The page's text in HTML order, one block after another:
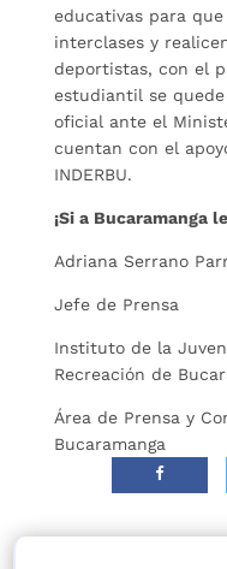
educativas para
interclases y
deportistas, con el
estudiantil se
oficial ante el
cuentan con el
INDERBU.
¡Si a Bucaramanga
Adriana Serrano
Jefe de Prensa
Instituto de la
Recreación de
Área de Prensa y
Bucaramanga